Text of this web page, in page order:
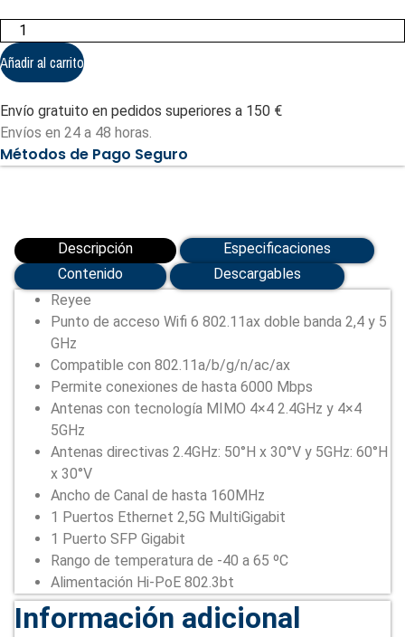
Reyee
-
AP
Direccional
Wi-
6
Alta
Densidad
(RG-
RAP6260(H)-
Añadir al carrito
Envío gratuito en pedidos superiores a 150 €
Envíos en 24 a 48 horas.
Métodos de Pago Seguro
Descripción
Especificaciones
Contenido
Descargables
Reyee
Punto de acceso Wifi 6 802.11ax doble banda 2,4 y 5
GHz
Compatible con 802.11a/b/g/n/ac/ax
Permite conexiones de hasta 6000 Mbps
Antenas con tecnología MIMO 4×4 2.4GHz y 4×4
5GHz
Antenas directivas 2.4GHz: 50°H x 30°V y 5GHz: 60°H
x 30°V
Ancho de Canal de hasta 160MHz
1 Puertos Ethernet 2,5G MultiGigabit
1 Puerto SFP Gigabit
Rango de temperatura de -40 a 65 ºC
Alimentación Hi-PoE 802.3bt
Información adicional